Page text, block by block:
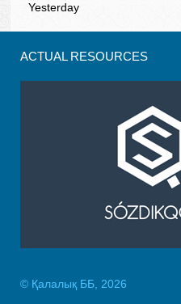
Yesterday
ACTUAL RESOURCES
© Қалалық ББ, 2026